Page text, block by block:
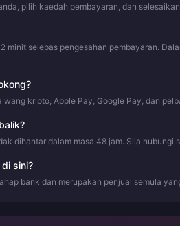
pilih kaedah pembayaran, dan
minit selepas pengesahan pembayaran.
kripto, Apple Pay, Google Pay, dan
dihantar dalam masa 48 jam. Sila
sini?
bank dan merupakan penjual semula